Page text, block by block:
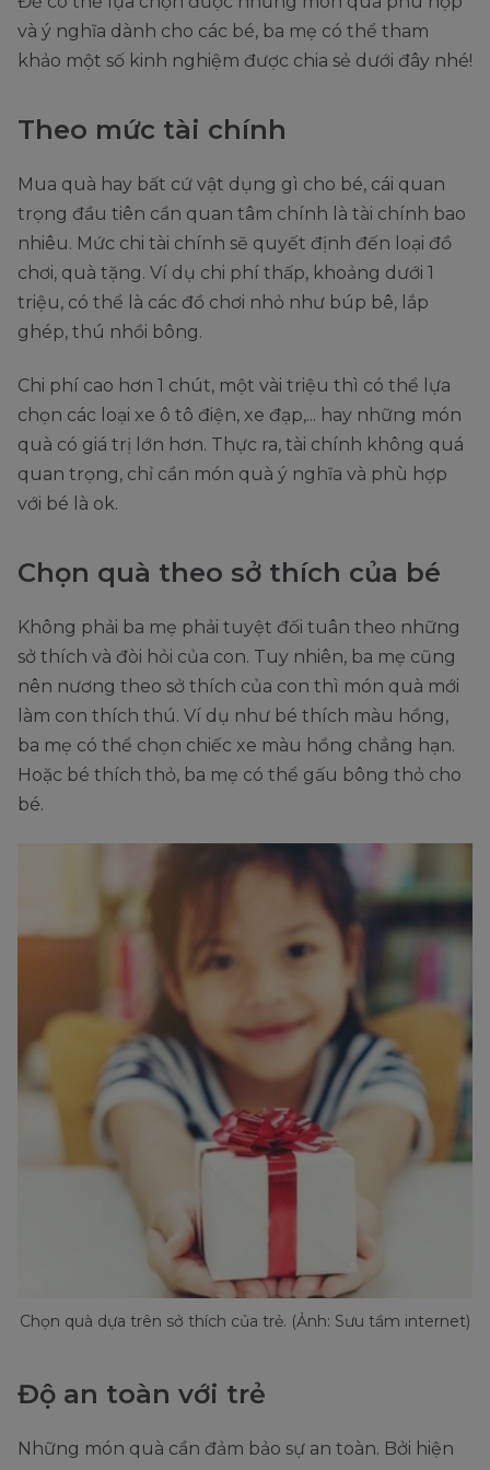
và ý nghĩa dành cho các bé, ba mẹ có thể tham
khảo một số kinh nghiệm được chia sẻ dưới đây nhé!
Theo mức tài chính
Mua quà hay bất cứ vật dụng gì cho bé, cái quan
trọng đầu tiên cần quan tâm chính là tài chính bao
nhiêu. Mức chi tài chính sẽ quyết định đến loại đồ
chơi, quà tặng. Ví dụ chi phí thấp, khoảng dưới 1
triệu, có thể là các đồ chơi nhỏ như búp bê, lắp
ghép, thú nhồi bông.
Chi phí cao hơn 1 chút, một vài triệu thì có thể lựa
chọn các loại xe ô tô điện, xe đạp,... hay những món
quà có giá trị lớn hơn. Thực ra, tài chính không quá
quan trọng, chỉ cần món quà ý nghĩa và phù hợp
với bé là ok.
Chọn quà theo sở thích của bé
Không phải ba mẹ phải tuyệt đối tuân theo những
sở thích và đòi hỏi của con. Tuy nhiên, ba mẹ cũng
nên nương theo sở thích của con thì món quà mới
làm con thích thú. Ví dụ như bé thích màu hồng,
ba mẹ có thể chọn chiếc xe màu hồng chẳng hạn.
Hoặc bé thích thỏ, ba mẹ có thể gấu bông thỏ cho
bé.
Chọn quà dựa trên sở thích của trẻ. (Ảnh: Sưu tầm internet)
Độ an toàn với trẻ
Những món quà cần đảm bảo sự an toàn. Bởi hiện